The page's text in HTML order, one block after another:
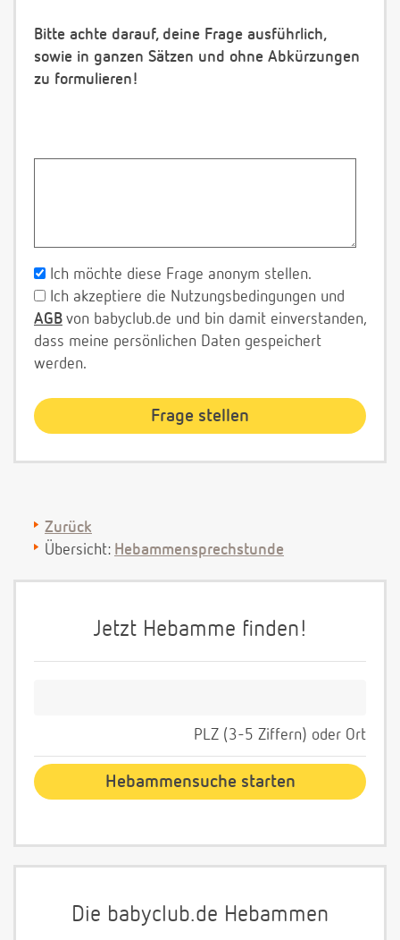
Bitte achte darauf, deine Frage ausführlich,
sowie in ganzen Sätzen und ohne Abkürzungen
zu formulieren!
Ich möchte diese Frage anonym stellen.
Ich akzeptiere die Nutzungsbedingungen und
AGB von babyclub.de und bin damit einverstanden,
dass meine persönlichen Daten gespeichert
werden.
Zurück
Übersicht: Hebammensprechstunde
Jetzt Hebamme finden!
PLZ (3-5 Ziffern) oder Ort
Die babyclub.de Hebammen